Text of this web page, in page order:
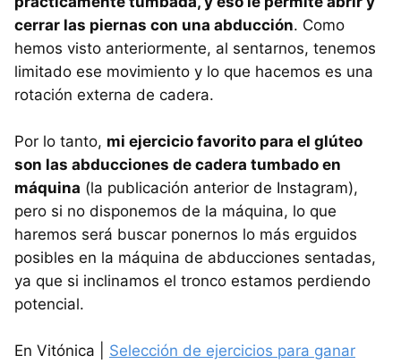
cerrar las piernas con una abducción. Como
hemos visto anteriormente, al sentarnos, tenemos
limitado ese movimiento y lo que hacemos es una
rotación externa de cadera.
Por lo tanto, mi ejercicio favorito para el glúteo
son las abducciones de cadera tumbado en
máquina (la publicación anterior de Instagram),
pero si no disponemos de la máquina, lo que
haremos será buscar ponernos lo más erguidos
posibles en la máquina de abducciones sentadas,
ya que si inclinamos el tronco estamos perdiendo
potencial.
En Vitónica | Selección de ejercicios para ganar